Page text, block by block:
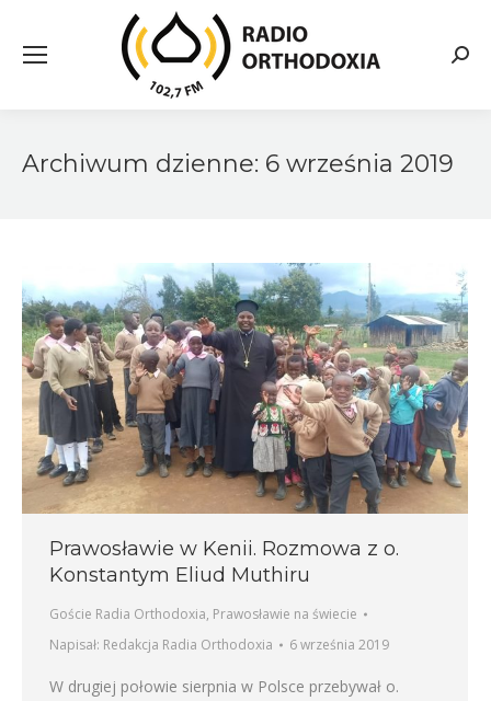
Archiwum dzienne: 6 września 2019
Prawosławie w Kenii. Rozmowa z o.
Konstantym Eliud Muthiru
Goście Radia Orthodoxia, Prawosławie na świecie
Napisał: Redakcja Radia Orthodoxia 6 września 2019
W drugiej połowie sierpnia w Polsce przebywał o.